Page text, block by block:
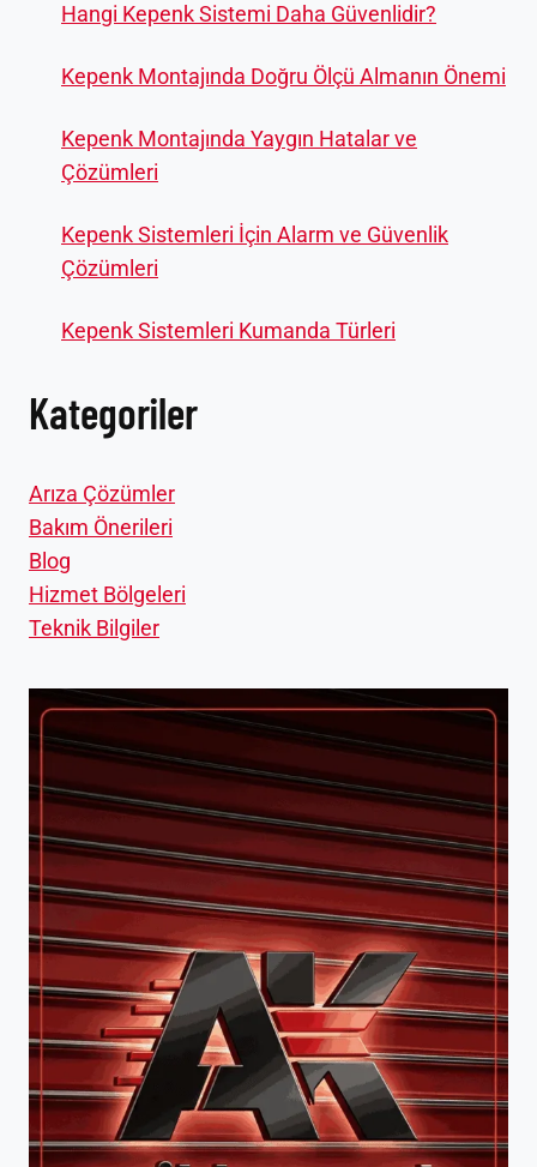
Hangi Kepenk Sistemi Daha Güvenlidir?
Kepenk Montajında Doğru Ölçü Almanın Önemi
Kepenk Montajında Yaygın Hatalar ve
Çözümleri
Kepenk Sistemleri İçin Alarm ve Güvenlik
Çözümleri
Kepenk Sistemleri Kumanda Türleri
Kategoriler
Arıza Çözümler
Bakım Önerileri
Blog
Hizmet Bölgeleri
Teknik Bilgiler